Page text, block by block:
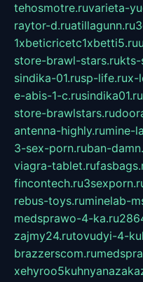
tehosmotre.ruvarieta-
raytor-d.ruatillagunn.ru
1xbeticricetc1xbetti5.ru
store-brawl-stars.rukts-
sindika-01.rusp-life.rux-
e-abis-1-c.rusindika01.ru
store-brawlstars.ru
antenna-highly.rumine-
3-sex-porn.ruban-
viagra-tablet.ru
fincontech.ru
rebus-toys.ruminelab-
medsprawo-4-ka.ru
zajmy24.rutovudyi-4-
brazzerscom.ru